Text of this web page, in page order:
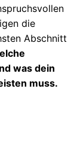
die
Abschnitt
was dein
muss.